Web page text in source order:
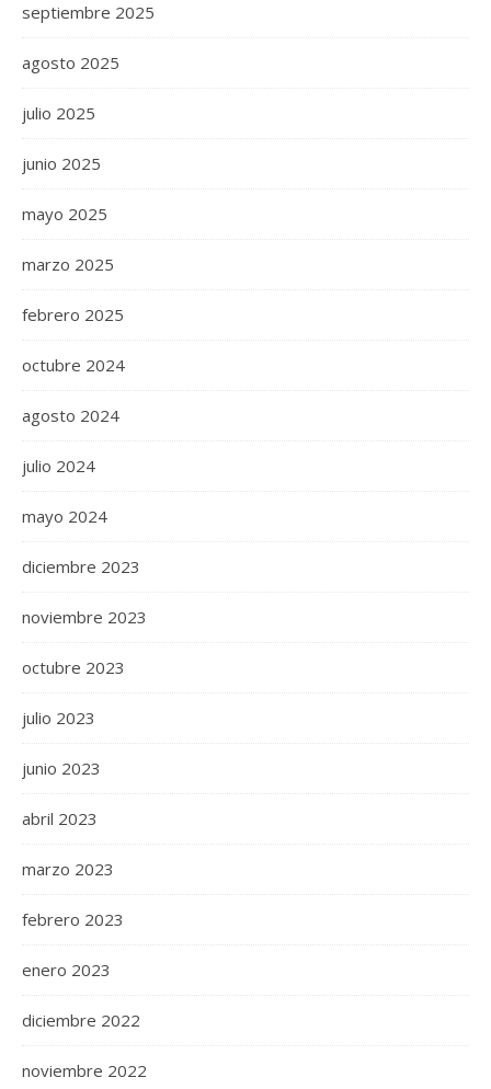
septiembre 2025
agosto 2025
julio 2025
junio 2025
mayo 2025
marzo 2025
febrero 2025
octubre 2024
agosto 2024
julio 2024
mayo 2024
diciembre 2023
noviembre 2023
octubre 2023
julio 2023
junio 2023
abril 2023
marzo 2023
febrero 2023
enero 2023
diciembre 2022
noviembre 2022